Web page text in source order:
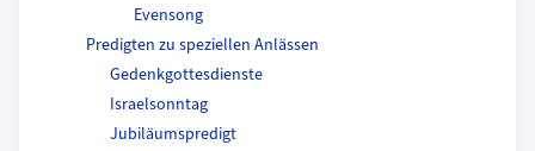
Evensong
Predigten zu speziellen Anlässen
Gedenkgottesdienste
Israelsonntag
Jubiläumspredigt